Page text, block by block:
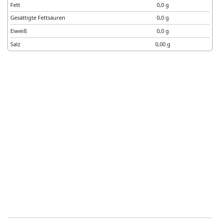
Fett
0,0 g
Gesättigte Fettsäuren
0,0 g
Eiweiß
0,0 g
Salz
0,00 g